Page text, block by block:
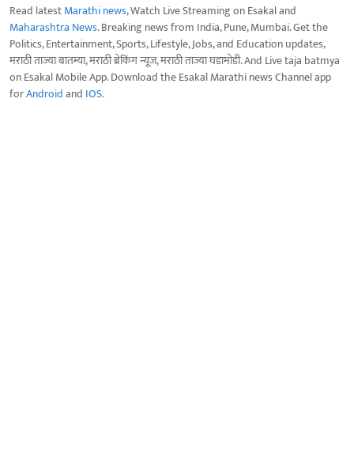
Read latestMarathi news, Watch Live Streaming on Esakal and
Maharashtra News. Breaking news from India, Pune, Mumbai. Get the
Politics, Entertainment, Sports, Lifestyle, Jobs, and Education updates,
मराठी ताज्या बातम्या, मराठी ब्रेकिंग न्यूज, मराठी ताज्या घडामोडी. And Live taja batmya
on Esakal Mobile App. Download the Esakal Marathi news Channel app
forAndroidand IOS.